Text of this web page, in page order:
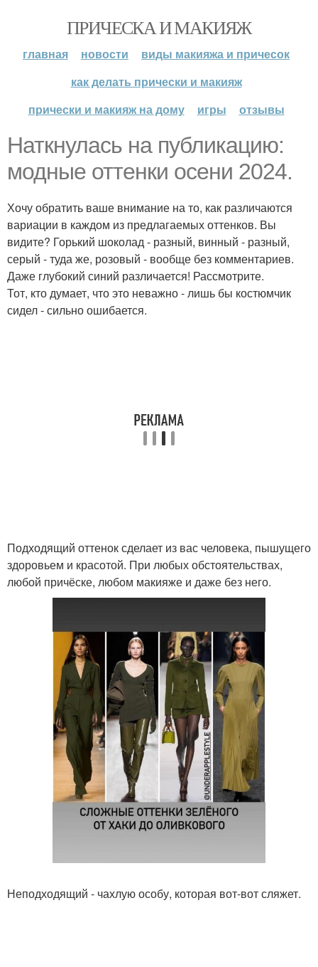
ПРИЧЕСКА И МАКИЯЖ
главная новости
виды макияжа и причесок
как делать прически и макияж
прически и макияж на дому
игры отзывы
Наткнулась на публикацию:
модные оттенки осени 2024.
Хочу обратить ваше внимание на то, как различаются
вариации в каждом из предлагаемых оттенков. Вы
видите? Горький шоколад - разный, винный - разный,
серый - туда же, розовый - вообще без комментариев.
Даже глубокий синий различается! Рассмотрите.
Тот, кто думает, что это неважно - лишь бы костюмчик
сидел - сильно ошибается.
Подходящий оттенок сделает из вас человека, пышущего
здоровьем и красотой. При любых обстоятельствах,
любой причёске, любом макияже и даже без него.
Неподходящий - чахлую особу, которая вот-вот сляжет.